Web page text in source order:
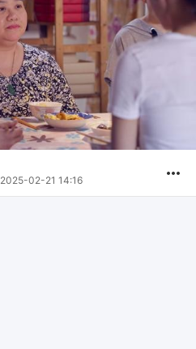
2025-02-21 14:16